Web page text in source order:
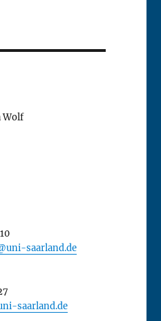
Wolf
saarland.de
saarland.de